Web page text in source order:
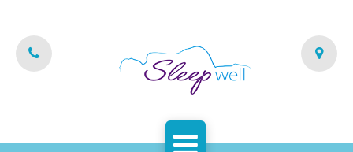
FŐOLDAL